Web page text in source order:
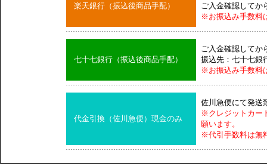
楽天銀行（振込後商品手配）
ご入金確認してか
※お振込み手数料
七十七銀行（振込後商品手配）
ご入金確認してか
振込先：七十七銀
※お振込み手数料
代金引換（佐川急便）現金のみ
佐川急便にて発送
※クレジットカー
願います。
※代引手数料は無